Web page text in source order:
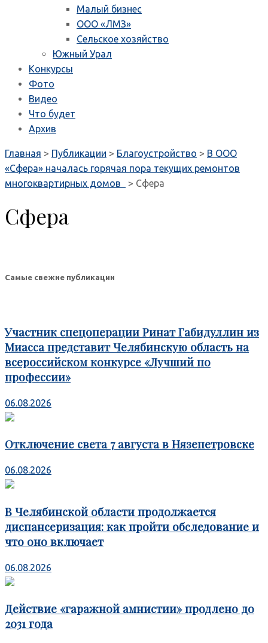
Малый бизнес
ООО «ЛМЗ»
Сельское хозяйство
Южный Урал
Конкурсы
Фото
Видео
Что будет
Архив
Главная > Публикации > Благоустройство > В ООО
«Сфера» началась горячая пора текущих ремонтов
многоквартирных домов
> Сфера
Сфера
Самые свежие публикации
Участник спецоперации Ринат Габидуллин из
Миасса представит Челябинскую область на
всероссийском конкурсе «Лучший по
профессии»
06.08.2026
Отключение света 7 августа в Нязепетровске
06.08.2026
В Челябинской области продолжается
диспансеризация: как пройти обследование и
что оно включает
06.08.2026
Действие «гаражной амнистии» продлено до
2031 года